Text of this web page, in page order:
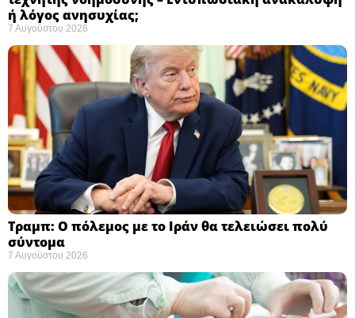
ή λόγος ανησυχίας; ​
7 Αυγούστου 2026
Τραμπ: Ο πόλεμος με το Ιράν θα τελειώσει πολύ
σύντομα ​
7 Αυγούστου 2026